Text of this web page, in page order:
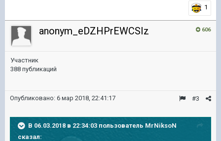
1
606
anonym_eDZHPrEWCSIz
Участник
388 публикаций
#3
Опубликовано: 6 мар 2018, 22:41:17
В 06.03.2018 в 22:34:03 пользователь MrNiksoN
сказал: